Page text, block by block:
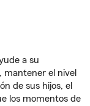
a su
mantener el nivel
de sus hijos, el
los momentos de